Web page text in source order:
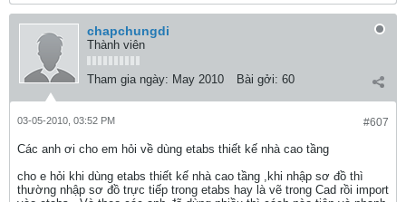
chapchungdi
Thành viên
Tham gia ngày: May 2010 Bài gởi: 60
#607
03-05-2010, 03:52 PM
Các anh ơi cho em hỏi về dùng etabs thiết kế nhà cao tầng
cho e hỏi khi dùng etabs thiết kế nhà cao tầng ,khi nhập sơ đồ thì
thường nhập sơ đồ trực tiếp trong etabs hay là vẽ trong Cad rồi import